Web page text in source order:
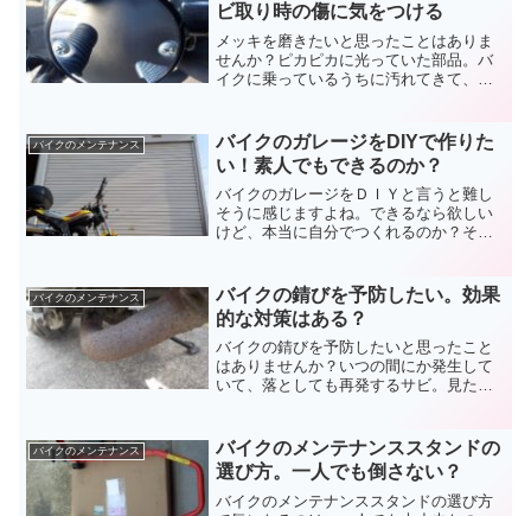
ビ取り時の傷に気をつける
メッキを磨きたいと思ったことはありま
せんか？ピカピカに光っていた部品。バ
イクに乗っているうちに汚れてきて、い
ビを落としてから、傷つけないように注
意してメッキを磨きましょう。
バイクのメンテナンス
バイクのガレージをDIYで作りた
い！素人でもできるのか？
バイクのガレージをＤＩＹと言うと難し
そうに感じますよね。できるなら欲しい
けど、本当に自分でつくれるのか？そん
もあります。バイクのガレージをＤＩＹ
することについて検証してみます。
バイクのメンテナンス
バイクの錆びを予防したい。効果
的な対策はある？
バイクの錆びを予防したいと思ったこと
はありませんか？いつの間にか発生して
いて、落としても再発するサビ。見た目
策がないか、バイクの錆びの予防方法を
原因も含めて考えてみます。
バイクのメンテナンス
バイクのメンテナンススタンドの
選び方。一人でも倒さない？
バイクのメンテナンススタンドの選び方